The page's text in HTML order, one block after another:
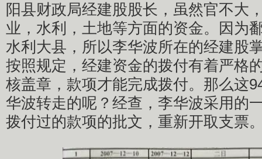
阳县财政局经建股股长，虽然官不大
业，水利，土地等方面的资金。因为
水利大县，所以李华波所在的经建股
按照规定，经建资金的拨付有着严格
核盖章，款项才能完成拨付。那么这
华波转走的呢？经查，李华波采用的
拨付过的款项的批文，重新开取支票